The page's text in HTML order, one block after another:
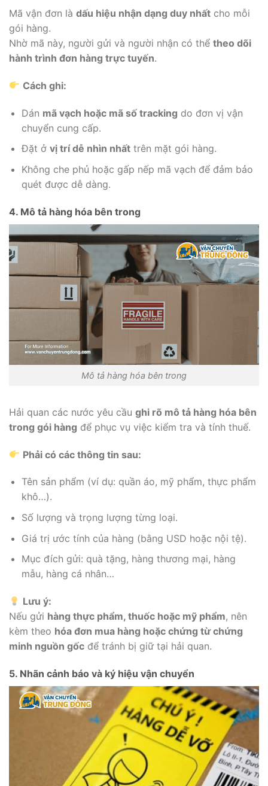
Mã vận đơn là dấu hiệu nhận dạng duy nhất cho mỗi
gói hàng.
Nhờ mã này, người gửi và người nhận có thể theo dõi
hành trình đơn hàng trực tuyến.
Cách ghi:
Dán mã vạch hoặc mã số tracking do đơn vị vận
chuyển cung cấp.
Đặt ở vị trí dễ nhìn nhấttrên mặt gói hàng.
Không che phủ hoặc gấp nếp mã vạch để đảm bảo
quét được dễ dàng.
4. Mô tả hàng hóa bên trong
Mô tả hàng hóa bên trong
Hải quan các nước yêu cầu ghi rõ mô tả hàng hóa bên
trong gói hàng để phục vụ việc kiểm tra và tính thuế.
Phải có các thông tin sau:
Tên sản phẩm (ví dụ: quần áo, mỹ phẩm, thực phẩm
khô…).
Số lượng và trọng lượng từng loại.
Giá trị ước tính của hàng (bằng USD hoặc nội tệ).
Mục đích gửi: quà tặng, hàng thương mại, hàng
mẫu, hàng cá nhân…
Lưu ý:
Nếu gửi hàng thực phẩm, thuốc hoặc mỹ phẩm, nên
kèm theo hóa đơn mua hàng hoặc chứng từ chứng
minh nguồn gốc để tránh bị giữ tại hải quan.
5. Nhãn cảnh báo và ký hiệu vận chuyển